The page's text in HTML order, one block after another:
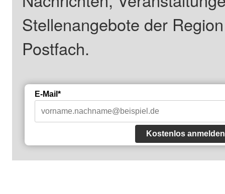
Stellenangebote der
Postfach.
E-Mail*
Kostenlos anmelden